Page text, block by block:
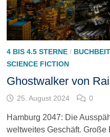
4 BIS 4.5 STERNE/
SCIENCE FICTION
Ghostwalker von
25. August 2024 0
Hamburg 2047: Die
weltweites Geschäft. Große